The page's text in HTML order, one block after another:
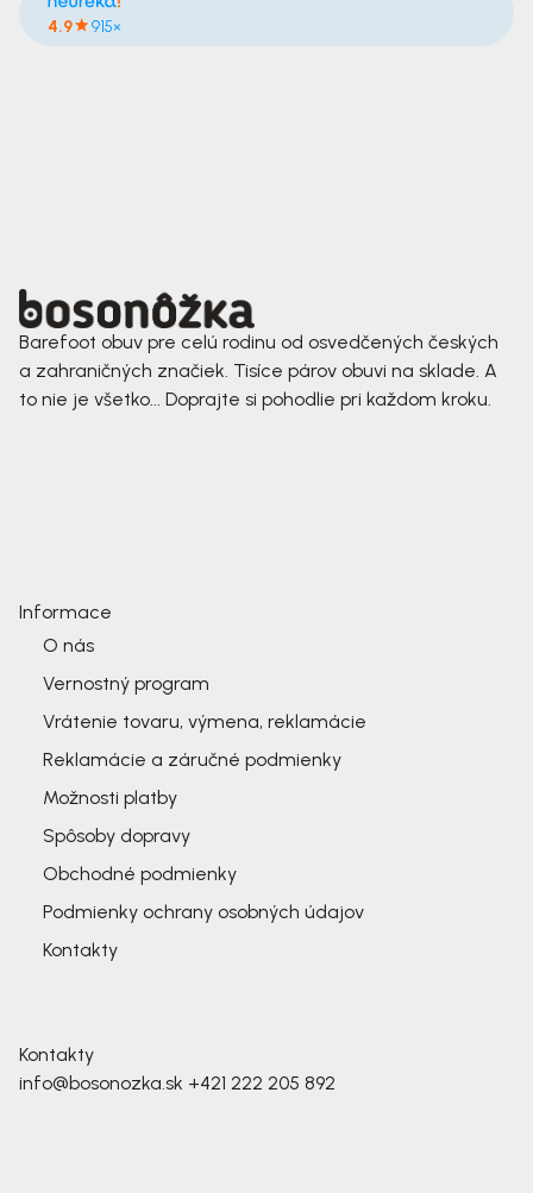
4.9 915×
Barefoot obuv pre celú rodinu od osvedčených českých
a zahraničných značiek. Tisíce párov obuvi na sklade. A
to nie je všetko... Doprajte si pohodlie pri každom kroku.
Informace
O nás
Vernostný program
Vrátenie tovaru, výmena, reklamácie
Reklamácie a záručné podmienky
Možnosti platby
Spôsoby dopravy
Obchodné podmienky
Podmienky ochrany osobných údajov
Kontakty
Kontakty
info@bosonozka.sk +421 222 205 892